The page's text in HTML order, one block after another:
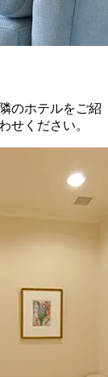
のホテルをご紹
せください。